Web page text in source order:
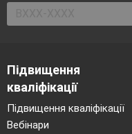
Підвищення
кваліфікації
Підвищення кваліфікації
Вебінари